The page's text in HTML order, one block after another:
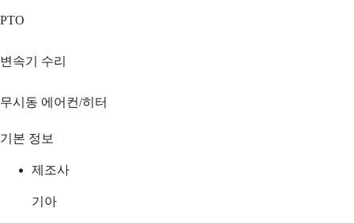
PTO
변속기 수리
무시동 에어컨/히터
기본 정보
제조사
기아